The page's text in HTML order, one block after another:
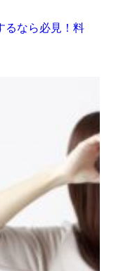
るなら必見！料